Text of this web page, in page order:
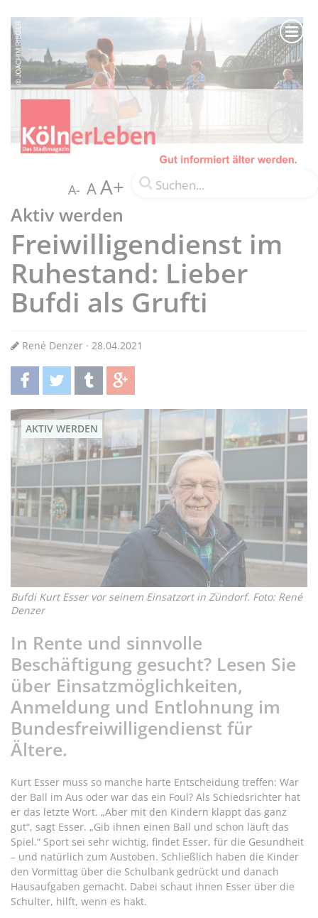
A- AA+
Aktiv werden
Freiwilligendienst im
Ruhestand: Lieber
Bufdi als Grufti
René Denzer · 28.04.2021
teilentwittern teilen teilen
AKTIV WERDEN
Bufdi Kurt Esser vor seinem Einsatzort in Zündorf. Foto: René
Denzer
In Rente und sinnvolle
Beschäftigung gesucht? Lesen Sie
über Einsatzmöglichkeiten,
Anmeldung und Entlohnung im
Bundesfreiwilligendienst für
Ältere.
Kurt Esser muss so manche harte Entscheidung treffen: War
der Ball im Aus oder war das ein Foul? Als Schiedsrichter hat
er das letzte Wort. „Aber mit den Kindern klappt das ganz
gut“, sagt Esser. „Gib ihnen einen Ball und schon läuft das
Spiel.“ Sport sei sehr wichtig, findet Esser, für die Gesundheit
– und natürlich zum Austoben. Schließlich haben die Kinder
den Vormittag über die Schulbank gedrückt und danach
Hausaufgaben gemacht. Dabei schaut ihnen Esser über die
Schulter, hilft, wenn es hakt.